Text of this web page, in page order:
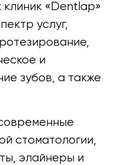
клиник «Dentlap»
услуг,
и
зубов, а также
стоматологии,
элайнеры и